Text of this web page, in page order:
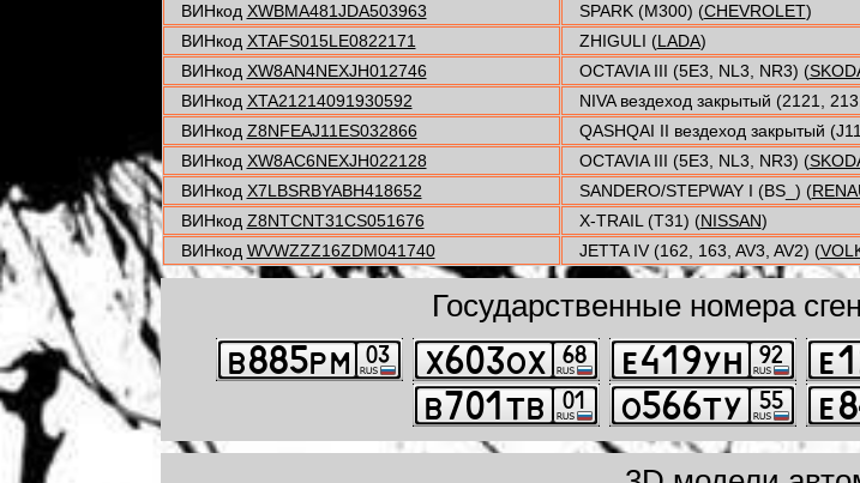
ВИНкод XWBMA481JDA503963 SPARK (M300) (CHEVROLET)
ВИНкод XTAFS015LE0822171 ZHIGULI (LADA)
ВИНкод XW8AN4NEXJH012746 OCTAVIA III (5E3, NL3, NR3) (
ВИНкод XTA21214091930592 NIVA вездеход закрытый (2121,
ВИНкод Z8NFEAJ11ES032866 QASHQAI II вездеход закрытый
ВИНкод XW8AC6NEXJH022128 OCTAVIA III (5E3, NL3, NR3) (
ВИНкод X7LBSRBYABH418652 SANDERO/STEPWAY I (BS_) (
ВИНкод Z8NTCNT31CS051676 X-TRAIL (T31) (NISSAN)
ВИНкод WVWZZZ16ZDM041740 JETTA IV (162, 163, AV3, AV2) (
Государственные номера